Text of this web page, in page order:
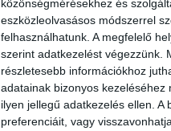
közönségmérésekhez és
eszközleolvasásos módszerrel
felhasználhatunk. A megfelelő
szerint adatkezelést végezzünk.
részletesebb információkhoz
adatainak bizonyos
ilyen jellegű adatkezelés ellen.
preferenciáit, vagy